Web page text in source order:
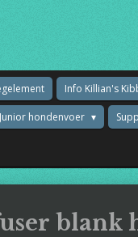
Info Killian's
hondenvoer
blank